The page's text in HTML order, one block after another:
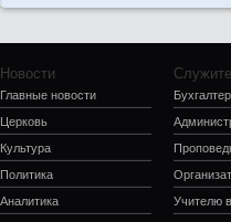
Новости
Главные новости
Церковь
Культура
Политика
Аналитика
Учителю